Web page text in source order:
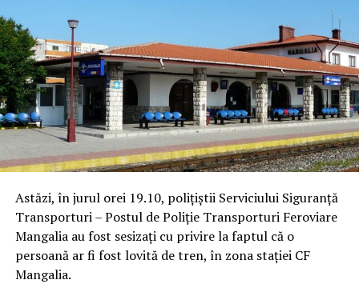
Astăzi, în jurul orei 19.10, polițiștii Serviciului Siguranță
Transporturi – Postul de Poliție Transporturi Feroviare
Mangalia au fost sesizați cu privire la faptul că o
persoană ar fi fost lovită de tren, în zona stației CF
Mangalia.